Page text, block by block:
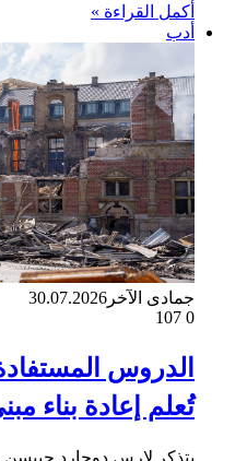
أكمل القراءة »
أدب
جمادى الآخر 30.07.2026
0
الدروس
تُعلم إعادة بناء